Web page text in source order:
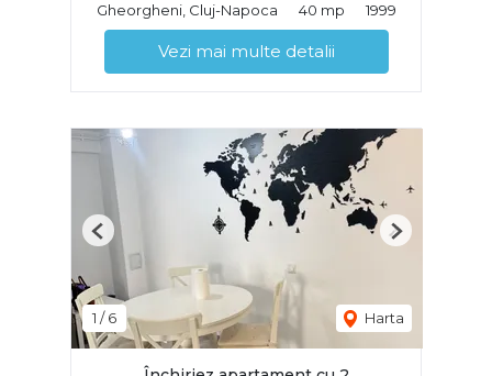
Gheorgheni, Cluj-Napoca
40 mp 1999
Vezi mai multe detalii
1 /6 Harta
Previous Next